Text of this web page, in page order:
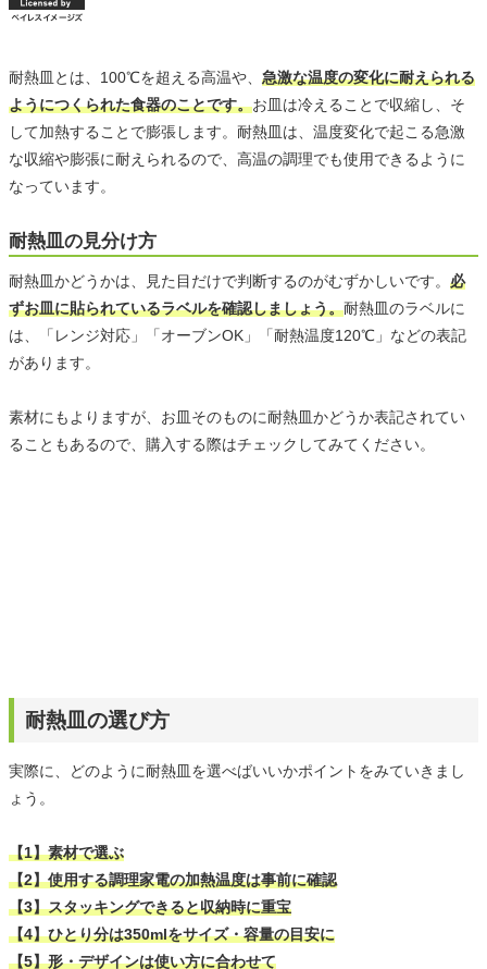
耐熱皿とは、100℃を超える高温や、 急激な温度の変化に耐えられる
ようにつくられた食器のことです。お皿は冷えることで収縮し、そ
して加熱することで膨張します。耐熱皿は、温度変化で起こる急激
な収縮や膨張に耐えられるので、高温の調理でも使用できるように
なっています。
耐熱皿の見分け方
耐熱皿かどうかは、見た目だけで判断するのがむずかしいです。 必
ずお皿に貼られているラベルを確認しましょう。耐熱皿のラベルに
は、「レンジ対応」「オーブンOK」「耐熱温度120℃」などの表記
があります。
素材にもよりますが、お皿そのものに耐熱皿かどうか表記されてい
ることもあるので、購入する際はチェックしてみてください。
耐熱皿の選び方
実際に、どのように耐熱皿を選べばいいかポイントをみていきまし
ょう。
【1】素材で選ぶ
【2】使用する調理家電の加熱温度は事前に確認
【3】スタッキングできると収納時に重宝
【4】ひとり分は350mlをサイズ・容量の目安に
【5】形・デザインは使い方に合わせて